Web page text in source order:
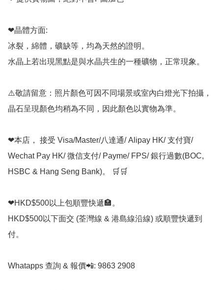
❤晶體方面:
冰裂，綿體，礦缺等，均為天然的證明。
水晶上若出現黑點是與水晶共生的一種礦物，正常現象。
⚠️敬請留意：照片顏色可因不同場景或室內白燈光下拍攝，
晶石呈現顏色均稍為不同，因此顏色以實物為準。
❤本店， 接受 Visa/Master/八達通/ Alipay HK/ 支付寶/
Wechat Pay HK/ 微信支付/ Payme/ FPS/ 銀行過數(BOC,
HSBC & Hang Seng Bank)。 🛒🛒
❤HKD$500以上包順豐快遞🏣。
HKD$500以下面交 (荃灣線 & 港島線沿線) 或順豐快遞到
付。
Whatapps 查詢 & 報價📲: 9863 2908